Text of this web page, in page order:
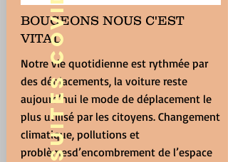
BOUGEONS NOUS C'EST
VITAL
Notre vie quotidienne est rythmée par
des déplacements, la voiture reste
aujourd’hui le mode de déplacement le
plus utilisé par les citoyens. Changement
climatique, pollutions et
problèmesd’encombrement de l’espace